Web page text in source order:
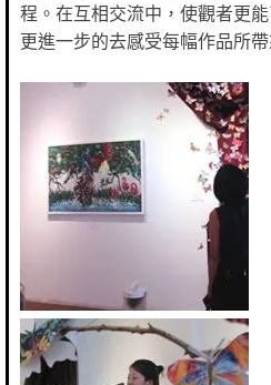
程。在互相交流中，使觀者更
更進一步的去感受每幅作品所帶